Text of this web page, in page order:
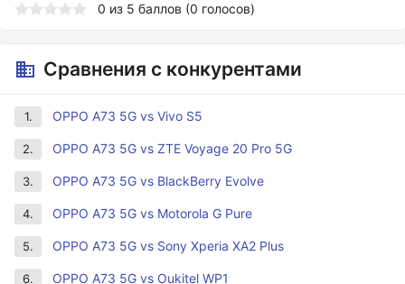
0 из 5 баллов (0 голосов)
Сравнения с конкурентами
1. OPPO A73 5G vs Vivo S5
2. OPPO A73 5G vs ZTE Voyage 20 Pro 5G
3. OPPO A73 5G vs BlackBerry Evolve
4. OPPO A73 5G vs Motorola G Pure
5. OPPO A73 5G vs Sony Xperia XA2 Plus
6. OPPO A73 5G vs Oukitel WP1